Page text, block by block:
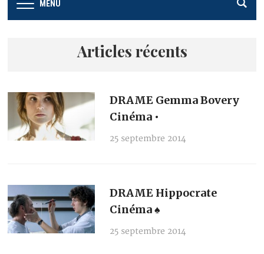
MENU
Articles récents
DRAME Gemma Bovery
Cinéma •
25 septembre 2014
DRAME Hippocrate
Cinéma ♠
25 septembre 2014